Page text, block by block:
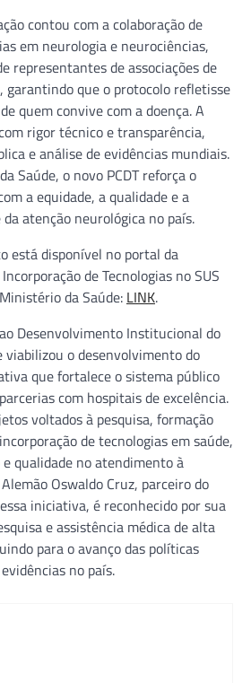
contou com a colaboração de
em neurologia e neurociências,
representantes de associações de
garantindo que o protocolo refletisse
quem convive com a doença. A
rigor técnico e transparência,
e análise de evidências mundiais.
Saúde, o novo PCDT reforça o
a equidade, a qualidade e a
atenção neurológica no país.
está disponível no portal da
de Tecnologias no SUS
da Saúde: LINK.
Desenvolvimento Institucional do
viabilizou o desenvolvimento do
que fortalece o sistema público
com hospitais de excelência.
voltados à pesquisa, formação
de tecnologias em saúde,
qualidade no atendimento à
Oswaldo Cruz, parceiro do
iniciativa, é reconhecido por sua
e assistência médica de alta
para o avanço das políticas
no país.